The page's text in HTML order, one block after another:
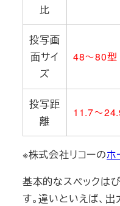
比
投写画
面サイ
ズ
48～80型
投写距
離
11.7～
※株式会社リコーのホ
基本的なスペックは
す。違いといえば、